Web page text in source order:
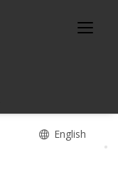
English